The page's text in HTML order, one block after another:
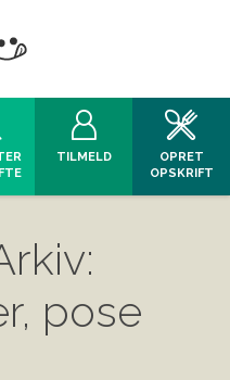
TILMELD
OPRET
OPSKRIFT
pose